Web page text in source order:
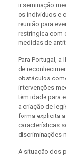
inseminação
os indivíduos e
reunião para
restringida com
medidas de
Para Portugal, a
de
obstáculos
intervenções
têm idade para
a criação de
forma explicita
características
discriminações
A situação dos